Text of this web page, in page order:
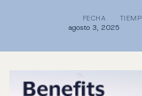
FECHA
agosto 3, 2025